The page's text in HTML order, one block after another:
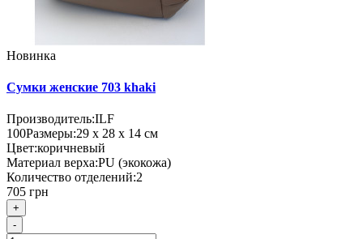
Новинка
Сумки женские 703 khaki
Производитель:ILF
100Размеры:29 х 28 х 14 см
Цвет:коричневый
Материал верха:PU (экокожа)
Количество отделений:2
705 грн
+
-